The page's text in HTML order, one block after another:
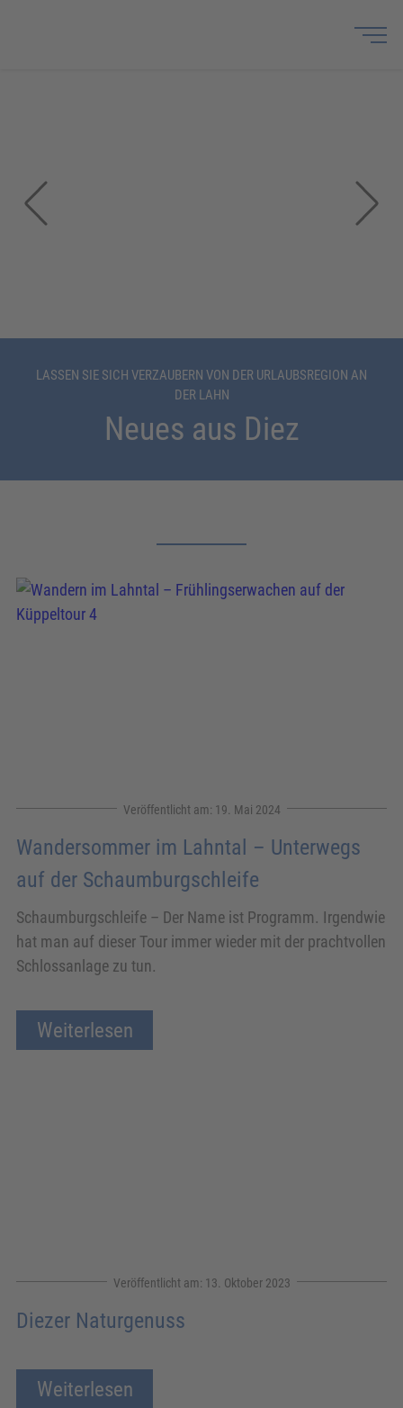
Neues aus Diez
LASSEN SIE SICH VERZAUBERN VON DER URLAUBSREGION AN
DER LAHN
19. Mai 2024
Wandersommer im Lahntal – Unterwegs
auf der Schaumburgschleife
Schaumburgschleife – Der Name ist Programm. Irgendwie
hat man auf dieser Tour immer wieder mit der prachtvollen
Schlossanlage zu tun.
Weiterlesen
13. Oktober 2023
Diezer Naturgenuss
Weiterlesen